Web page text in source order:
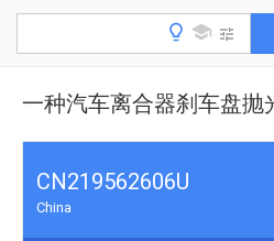
一种汽车离合器刹车盘抛
CN219562606U
China